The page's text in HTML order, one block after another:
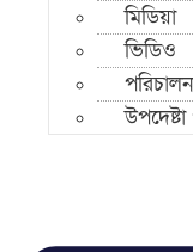
মিডিয়া
ভিডিও